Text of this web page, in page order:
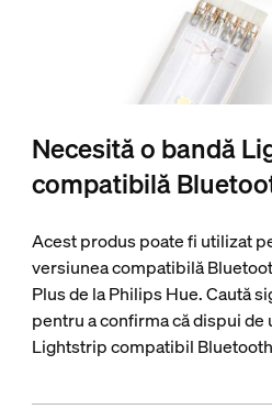
Necesită o bandă
compatibilă
Acest produs poate fi utilizat
versiunea compatibilă
Plus de la Philips Hue. Caută
pentru a confirma că dispui de
Lightstrip compatibil